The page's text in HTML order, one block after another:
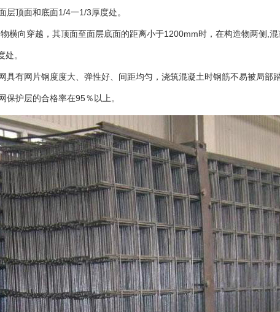
层顶面和底面1/4一1/3厚度处。
横向穿越，其顶面至面层底面的距离小于1200mm时，在构造物两侧,
。
具有网片钢度度大、弹性好、间距均匀，浇筑混凝土时钢筋不易被局部
保护层的合格率在95％以上。